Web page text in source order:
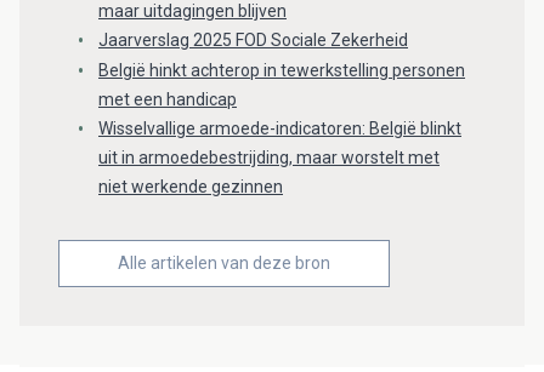
maar uitdagingen blijven
Jaarverslag 2025 FOD Sociale Zekerheid
België hinkt achterop in tewerkstelling personen
met een handicap
Wisselvallige armoede-indicatoren: België blinkt
uit in armoedebestrijding, maar worstelt met
niet werkende gezinnen
Alle artikelen van deze bron